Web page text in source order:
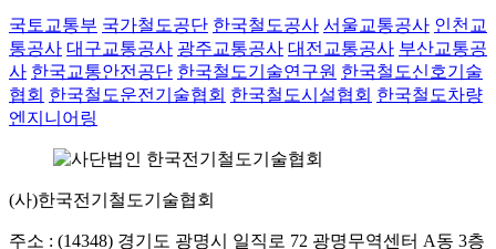
국토교통부 국가철도공단 한국철도공사 서울교통공사 인천교
통공사 대구교통공사 광주교통공사 대전교통공사 부산교통공
사 한국교통안전공단 한국철도기술연구원 한국철도신호기술
협회 한국철도운전기술협회 한국철도시설협회 한국철도차량
엔지니어링
(사)한국전기철도기술협회
주소 : (14348) 경기도 광명시 일직로 72 광명무역센터 A동 3층